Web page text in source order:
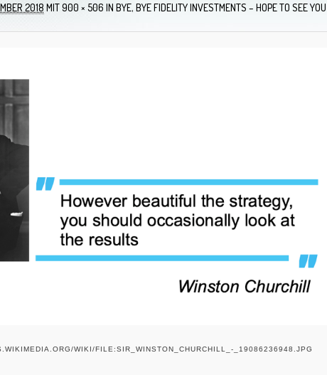
2018 MIT900 × 506 IN BYE, BYE FIDELITY INVESTMENTS – HOPE TO SEE YOU
WIKI/FILE:SIR_WINSTON_CHURCHILL_-_19086236948.JPG